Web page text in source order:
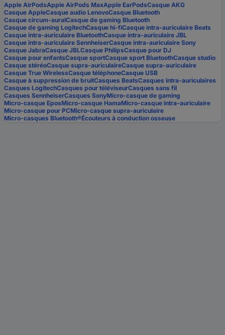
Apple AirPodsApple AirPods MaxApple EarPodsCasque AKG
Casque AppleCasque audio LenovoCasque Bluetooth
Casque circum-auralCasque de gaming Bluetooth
Casque de gaming LogitechCasque hi-fiCasque intra-auriculaire Beats
Casque intra-auriculaire BluetoothCasque intra-auriculaire JBL
Casque intra-auriculaire SennheiserCasque intra-auriculaire Sony
Casque JabraCasque JBLCasque PhilipsCasque pour DJ
Casque pour enfantsCasque sportCasque sport BluetoothCasque studio
Casque stéréoCasque supra-auriculaireCasque supra-auriculaire
Casque True WirelessCasque téléphoneCasque USB
Casque à suppression de bruitCasques BeatsCasques intra-auriculaires
Casques LogitechCasques pour téléviseurCasques sans fil
Casques SennheiserCasques SonyMicro-casque de gaming
Micro-casque EposMicro-casque HamaMicro-casque intra-auriculaire
Micro-casque pour PCMicro-casque supra-auriculaire
Micro-casques Bluetooth®Écouteurs à conduction osseuse